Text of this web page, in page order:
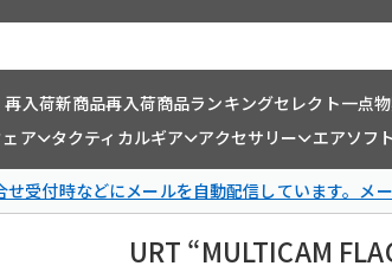
再入荷新商品再入荷商品ランキングセレクト一点物
ア
タクティカルギア アクセサリー エアソフ
受付時などにメールを自動配信しています。メ
URT “MULTICAM